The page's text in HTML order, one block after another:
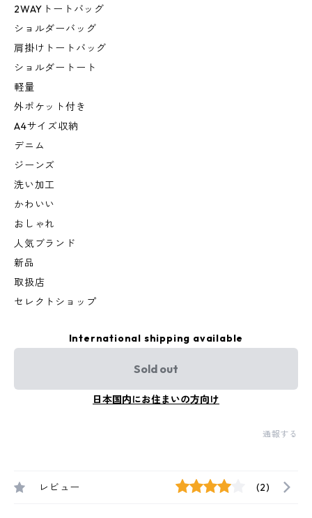
2WAYトートバッグ
ショルダーバッグ
肩掛けトートバッグ
ショルダートート
軽量
外ポケット付き
A4サイズ収納
デニム
ジーンズ
洗い加工
かわいい
おしゃれ
人気ブランド
新品
取扱店
セレクトショップ
International shipping available
Sold out
日本国内にお住まいの方向け
通報する
レビュー (2)